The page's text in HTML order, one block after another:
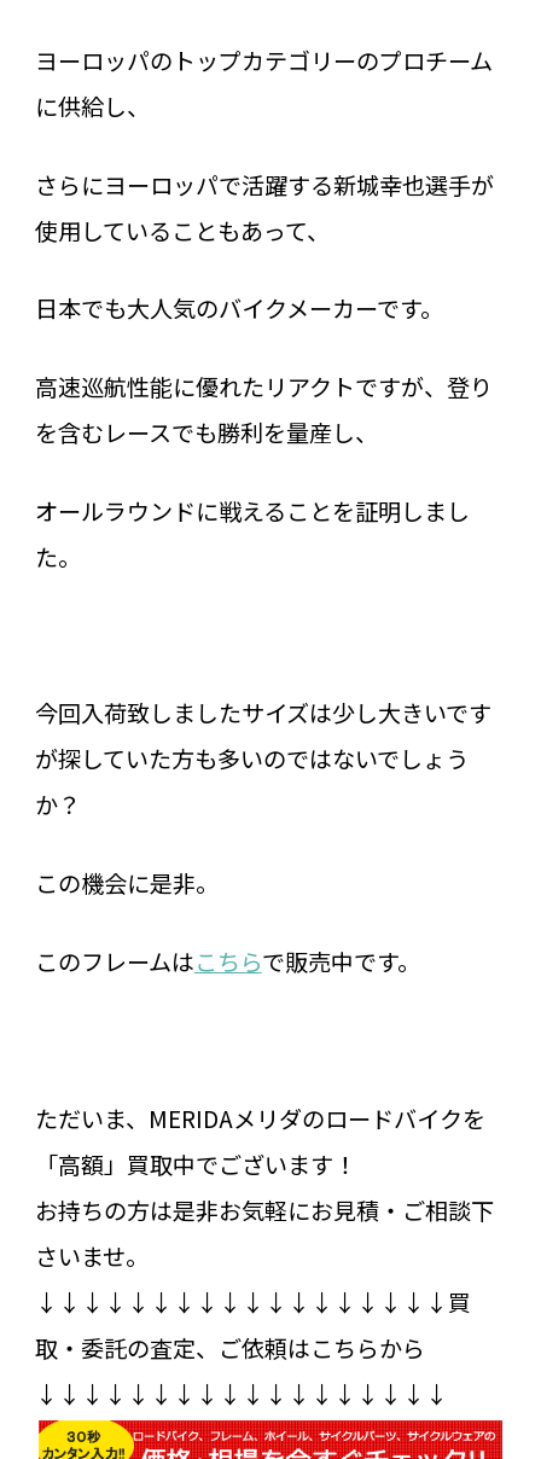
ヨーロッパのトップカテゴリーのプロチーム
に供給し、
さらにヨーロッパで活躍する新城幸也選手が
使用していることもあって、
日本でも大人気のバイクメーカーです。
高速巡航性能に優れたリアクトですが、登り
を含むレースでも勝利を量産し、
オールラウンドに戦えることを証明しまし
た。
今回入荷致しましたサイズは少し大きいです
が探していた方も多いのではないでしょう
か？
この機会に是非。
このフレームはこちらで販売中です。
ただいま、MERIDAメリダのロードバイクを
「高額」買取中でございます！
お持ちの方は是非お気軽にお見積・ご相談下
さいませ。
↓↓↓↓↓↓↓↓↓↓↓↓↓↓↓↓↓↓買
取・委託の査定、ご依頼はこちらから
↓↓↓↓↓↓↓↓↓↓↓↓↓↓↓↓↓↓